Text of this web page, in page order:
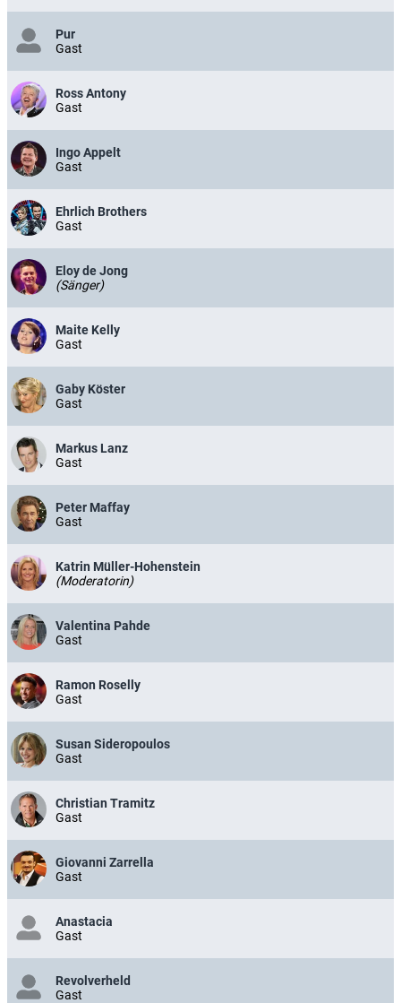
Pur
Gast
Ross Antony
Gast
Ingo Appelt
Gast
Ehrlich Brothers
Gast
Eloy de Jong
(Sänger)
Maite Kelly
Gast
Gaby Köster
Gast
Markus Lanz
Gast
Peter Maffay
Gast
Katrin Müller-Hohenstein
(Moderatorin)
Valentina Pahde
Gast
Ramon Roselly
Gast
Susan Sideropoulos
Gast
Christian Tramitz
Gast
Giovanni Zarrella
Gast
Anastacia
Gast
Revolverheld
Gast